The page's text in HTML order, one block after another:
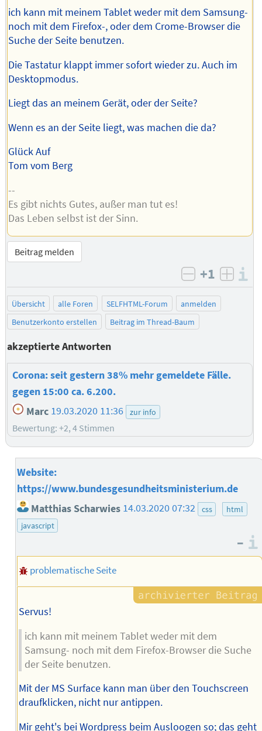
ich kann mit meinem Tablet weder mit dem Samsung-
noch mit dem Firefox-, oder dem Crome-Browser die
Suche der Seite benutzen.
Die Tastatur klappt immer sofort wieder zu. Auch im
Desktopmodus.
Liegt das an meinem Gerät, oder der Seite?
Wenn es an der Seite liegt, was machen die da?
Glück Auf
Tom vom Berg
--
Es gibt nichts Gutes, außer man tut es!
Das Leben selbst ist der Sinn.
Beitrag melden
negativ
+1
Übersicht alle Foren SELFHTML-Forum
anmelden
Benutzerkonto erstellen
Beitrag im Thread-Baum
akzeptierte Antworten
Corona: seit gestern 38% mehr gemeldete Fälle.
gegen 15:00 ca. 6.200.
Marc 19.03.2020 11:36 zur info
Bewertung: +2, 4 Stimmen
Website:
https://www.bundesgesundheitsministerium.de
Matthias Scharwies 14.03.2020 07:32 css
html
javascript
–
problematische Seite
Servus!
ich kann mit meinem Tablet weder mit dem
Samsung- noch mit dem Firefox-Browser die Suche
der Seite benutzen.
Mit der MS Surface kann man über den Touchscreen
draufklicken, nicht nur antippen.
Mir geht's bei Wordpress beim Ausloogen so; das geht